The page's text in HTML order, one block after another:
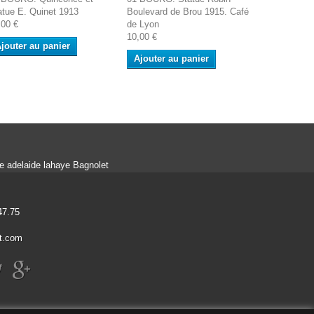
E. Quinet 1913
€
au panier
Boulevard de Brou 1915. Café
de Lyon
10,00 €
Ajouter au panier
adelaide lahaye Bagnolet